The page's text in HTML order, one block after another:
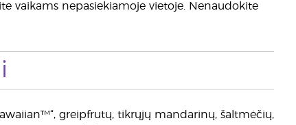
vaikams nepasiekiamoje vietoje. Nenaudokite
greipfrutų, tikrųjų mandarinų, šaltmėčių,